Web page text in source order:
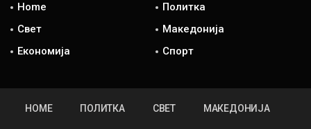
Home
Политка
Свет
Македонија
Економија
Спорт
HOME ПОЛИТКА СВЕТ МАКЕДОНИЈА